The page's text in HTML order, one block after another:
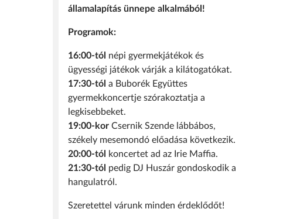
államalapítás ünnepe alkalmából!
Programok:
16:00-tól népi gyermekjátékok és
ügyességi játékok várják a kilátogatókat.
17:30-tól a Buborék Együttes
gyermekkoncertje szórakoztatja a
legkisebbeket.
19:00-kor Csernik Szende lábbábos,
székely mesemondó előadása következik.
20:00-tól
koncertet ad az Irie Maffia.
21:30-tól pedig DJ Huszár gondoskodik a
hangulatról.
Szeretettel várunk minden érdeklődőt!